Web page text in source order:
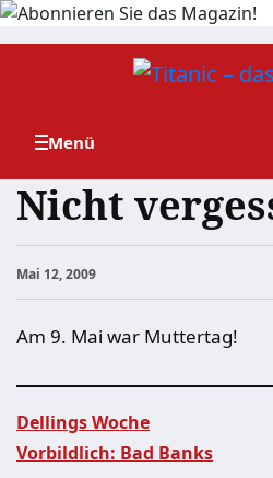
Zum
Nicht
Mai 12, 2009
Am 9. Mai war Muttertag!
Dellings Woche
Vorbildlich: Bad Banks